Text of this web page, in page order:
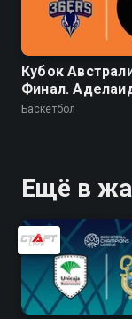
Кубок
Финал.
Зиланд
Баскетбол
Ещё в